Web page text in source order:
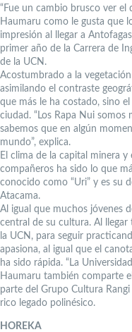
“Fue un cambio brusco ver el
Haumaru como le gusta que
impresión al llegar a
primer año de la Carrera de
de la UCN.
Acostumbrado a la
asimilando el contraste
que más le ha costado, sino
ciudad. “Los Rapa Nui somos
sabemos que en algún
mundo”, explica.
El clima de la capital minera
compañeros ha sido lo que
conocido como “Uri” y es su
Atacama.
Al igual que muchos jóvenes
central de su cultura. Al
la UCN, para seguir
apasiona, al igual que el
ha sido rápida. “La
Haumaru también comparte
parte del Grupo Cultura
rico legado polinésico.
HOREKA